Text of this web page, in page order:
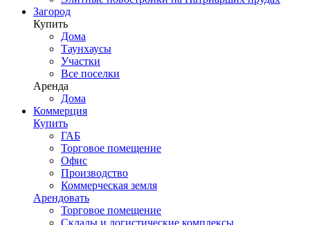
Загород
Купить
Дома
Таунхаусы
Участки
Все поселки
Аренда
Дома
Коммерция
Купить
ГАБ
Торговое помещение
Офис
Производство
Коммерческая земля
Арендовать
Торговое помещение
Склады и логистические комплексы